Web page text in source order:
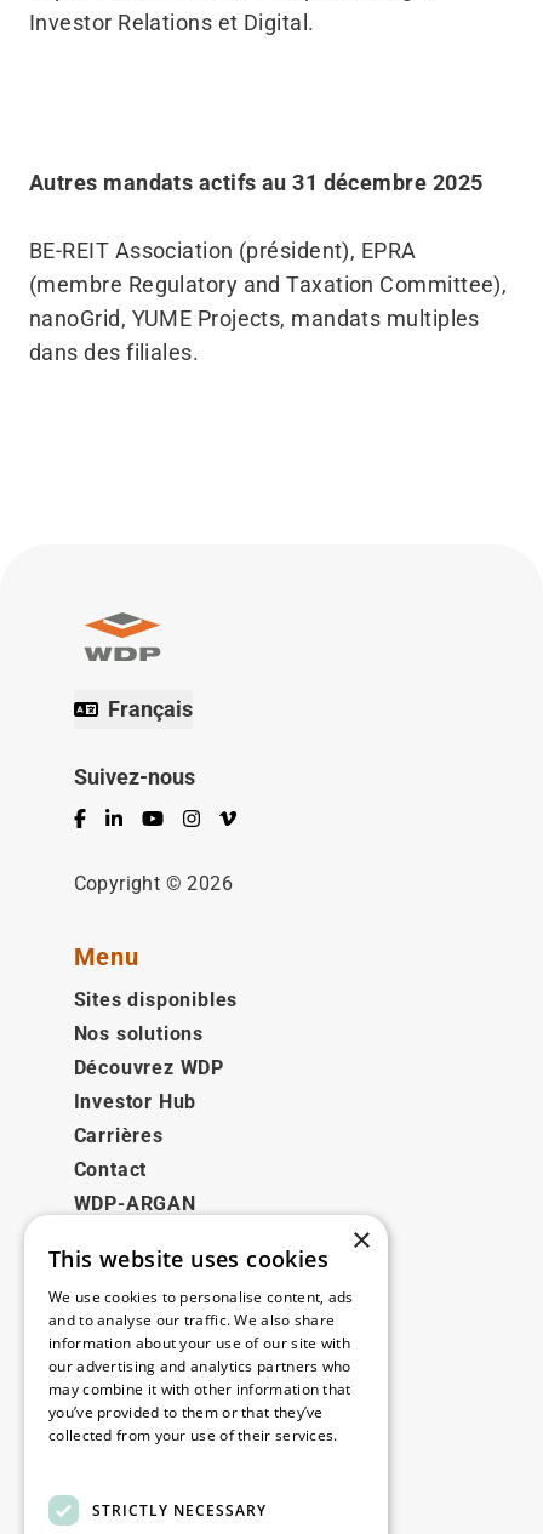
Investor Relations et Digital.
Autres mandats actifs au 31 décembre 2025
BE-REIT Association (président), EPRA
(membre Regulatory and Taxation Committee),
nanoGrid, YUME Projects, mandats multiples
dans des filiales.
Français
Suivez-nous
Facebook
LinkedInYouTubeInstagram
Vimeo
Copyright © 2026
Menu
Sites disponibles
Nos solutions
Découvrez WDP
Investor Hub
Carrières
Contact
WDP-ARGAN
Juridique
Disclaimer
Politique de confidentialité
Cookie Policy
Contact
×
This website uses cookies
We use cookies to personalise content, ads
and to analyse our traffic. We also share
information about your use of our site with
our advertising and analytics partners who
may combine it with other information that
you’ve provided to them or that they’ve
collected from your use of their services.
STRICTLY NECESSARY